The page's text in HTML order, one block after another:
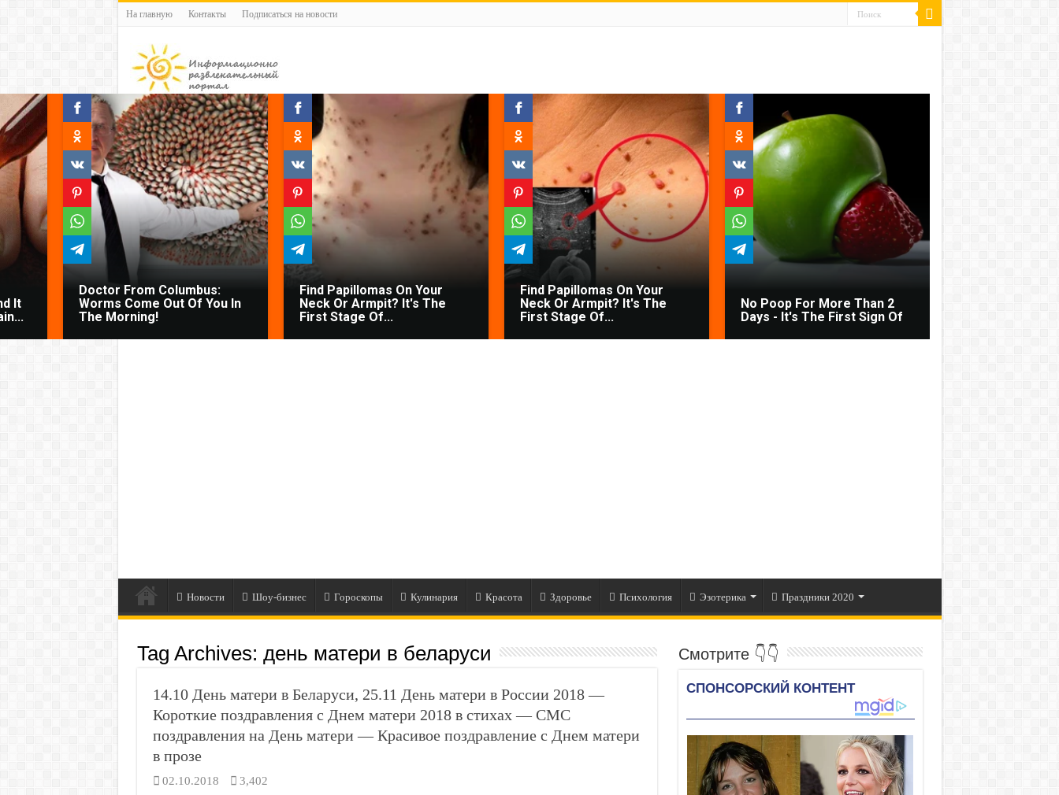
На главную Контакты Подписаться на новости
It
Doctor From Columbus:
Worms Come Out Of You In
The Morning!
Find Papillomas On Your
Neck Or Armpit? It's The
First Stage Of...
Find Papillomas On Your
Neck Or Armpit? It's The
First Stage Of...
No Poop For More Than 2
Days - It's The First Sign Of
Новости Шоу-бизнес Гороскопы Кулинария Красота Здоровье Психология Эзотерика Праздники 2020
Tag Archives: день матери в беларуси
14.10 День матери в Беларуси, 25.11 День матери в России 2018 —
Короткие поздравления с Днем матери 2018 в стихах — СМС
поздравления на День матери — Красивое поздравление с Днем матери
в прозе
02.10.2018 3,402
Смотрите 👇👇